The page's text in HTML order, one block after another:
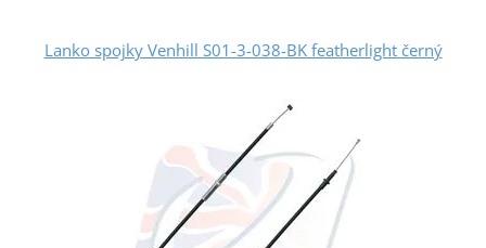
Lanko spojky Venhill S01-3-038-BK featherlight černý